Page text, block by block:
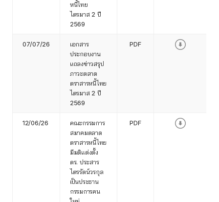
หนี้ไทย
ไตรมาส 2 ปี
2569
07/07/26
เอกสาร
ประกอบงาน
แถลงข่าวสรุป
ภาวะตลาด
ตราสารหนี้ไทย
ไตรมาส 2 ปี
2569
PDF
12/06/26
คณะกรรมการ
สมาคมตลาด
ตราสารหนี้ไทย
มีมติแต่งตั้ง
ดร. ประสาร
ไตรรัตน์วรกุล
เป็นประธาน
กรรมการคน
PDF